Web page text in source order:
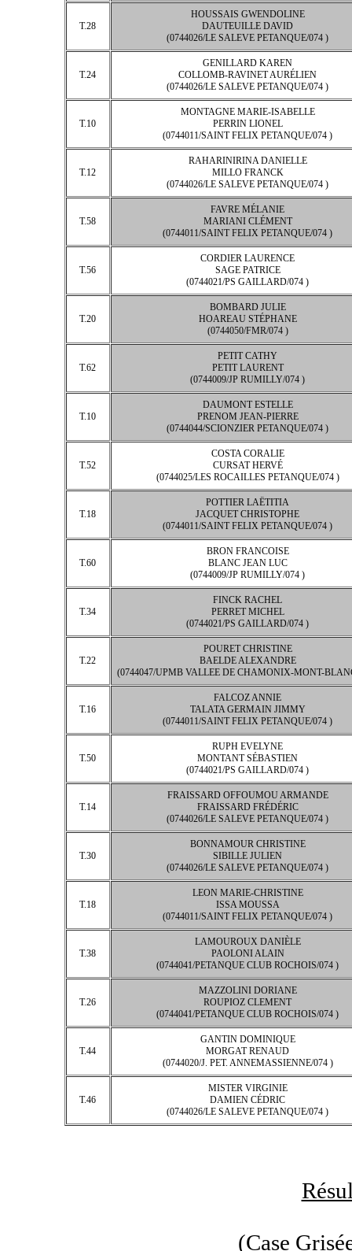
T.28
HOUSSAIS GWENDOLINE
DAUTEUILLE DAVID
(0744026/LE SALEVE PETANQUE/074 )
T.24
GENILLARD KAREN
COLLOMB-RAVINET AURÉLIEN
(0744026/LE SALEVE PETANQUE/074 )
T.10
MONTAGNE MARIE-ISABELLE
PERRIN LIONEL
(0744011/SAINT FELIX PETANQUE/074 )
T.12
RAHARINIRINA DANIELLE
MILLO FRANCK
(0744026/LE SALEVE PETANQUE/074 )
T.58
FAVRE MÉLANIE
MARIANI CLÉMENT
(0744011/SAINT FELIX PETANQUE/074 )
T.56
CORDIER LAURENCE
SAGE PATRICE
(0744021/PS GAILLARD/074 )
T.20
BOMBARD JULIE
HOAREAU STÉPHANE
(0744050/FMR/074 )
T.62
PETIT CATHY
PETIT LAURENT
(0744009/JP RUMILLY/074 )
T.10
DAUMONT ESTELLE
PRENOM JEAN-PIERRE
(0744044/SCIONZIER PETANQUE/074 )
T.52
COSTA CORALIE
CURSAT HERVÉ
(0744025/LES ROCAILLES PETANQUE/074 )
T.18
POTTIER LAËTITIA
JACQUET CHRISTOPHE
(0744011/SAINT FELIX PETANQUE/074 )
T.60
BRON FRANCOISE
BLANC JEAN LUC
(0744009/JP RUMILLY/074 )
T.34
FINCK RACHEL
PERRET MICHEL
(0744021/PS GAILLARD/074 )
T.22
POURET CHRISTINE
BAELDE ALEXANDRE
(0744047/UPMB VALLEE DE CHAMONIX-MONT-
T.16
FALCOZ ANNIE
TALATA GERMAIN JIMMY
(0744011/SAINT FELIX PETANQUE/074 )
T.50
RUPH EVELYNE
MONTANT SÉBASTIEN
(0744021/PS GAILLARD/074 )
T.14
FRAISSARD OFFOUMOU ARMANDE
FRAISSARD FRÉDÉRIC
(0744026/LE SALEVE PETANQUE/074 )
T.30
BONNAMOUR CHRISTINE
SIBILLE JULIEN
(0744026/LE SALEVE PETANQUE/074 )
T.18
LEON MARIE-CHRISTINE
ISSA MOUSSA
(0744011/SAINT FELIX PETANQUE/074 )
T.38
LAMOUROUX DANIÈLE
PAOLONI ALAIN
(0744041/PETANQUE CLUB ROCHOIS/074 )
T.26
MAZZOLINI DORIANE
ROUPIOZ CLEMENT
(0744041/PETANQUE CLUB ROCHOIS/074 )
T.44
GANTIN DOMINIQUE
MORGAT RENAUD
(0744020/J. PET. ANNEMASSIENNE/074 )
T.46
MISTER VIRGINIE
DAMIEN CÉDRIC
(0744026/LE SALEVE PETANQUE/074 )
(Case